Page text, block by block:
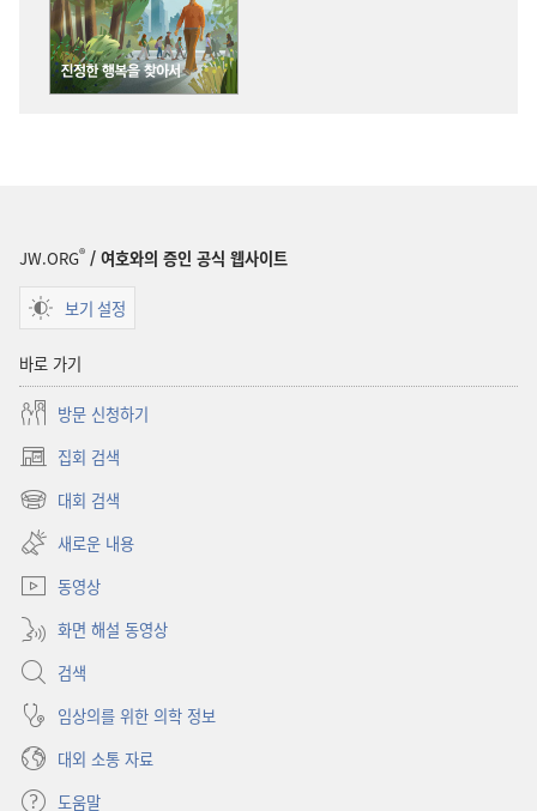
JW.ORG® / 여호와의 증인 공식 웹사이트
보기 설정
바로 가기
방문 신청하기
집회 검색
(새로운
창
대회 검색
(새로운
창
열기)
새로운 내용
동영상
화면 해설 동영상
검색
임상의를 위한 의학 정보
대외 소통 자료
도움말